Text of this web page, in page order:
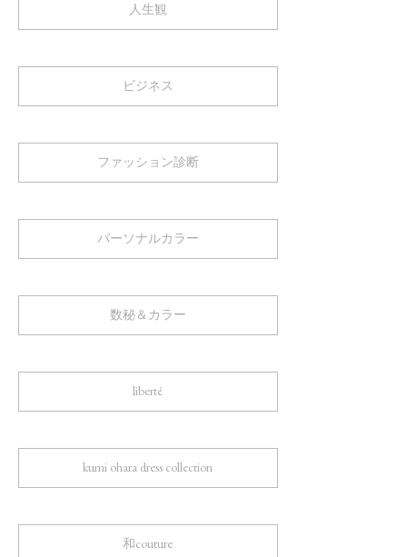
人生観
ビジネス
ファッション診断
パーソナルカラー
数秘＆カラー
liberté
kumi ohara dress collection
和couture